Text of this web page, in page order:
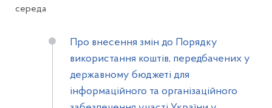
середа
Про внесення змін до Порядку
використання коштів, передбачених у
державному бюджеті для
інформаційного та організаційного